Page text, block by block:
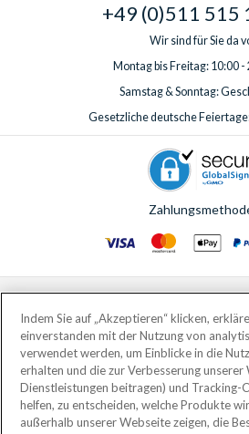
+49 (0)511 515
Wir sind für Sie da
Montag bis Freitag: 10:00 -
Samstag & Sonntag:
Gesetzliche deutsche
© AttractionTickets.com
Eingetragener Firmensitz: 2nd Floor Nucleus
Richmond, United
AttractionTickets.com is a trading name of
the owners of UK Trademark Registration
Registered in England with registered
795922965.
Indem Sie auf „Akzeptieren“ klicken,
einverstanden mit der Nutzung von
verwendet werden, um Einblicke in die
erhalten und die zur Verbesserung unserer
Dienstleistungen beitragen) und Tracking-
helfen, zu entscheiden, welche Produkte
außerhalb unserer Webseite zeigen, die